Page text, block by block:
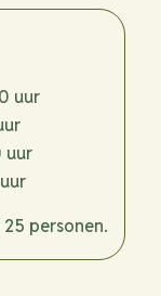
uur
uur
personen.